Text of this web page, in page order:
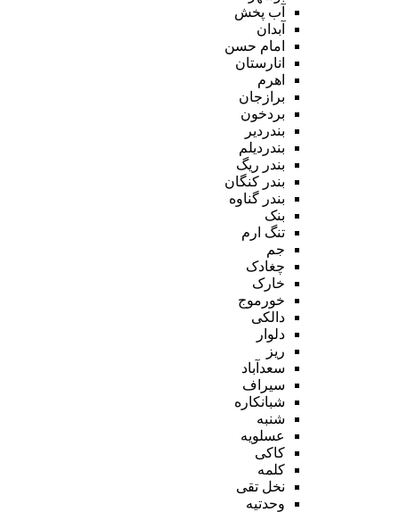
آب پخش
آبدان
امام حسن
انارستان
اهرم
برازجان
بردخون
بندردیر
بندردیلم
بندر ریگ
بندر کنگان
بندر گناوه
بنک
تنگ ارم
جم
چغادک
خارک
خورموج
دالکی
دلوار
ریز
سعدآباد
سیراف
شبانکاره
شنبه
عسلویه
کاکی
کلمه
نخل تقی
وحدتیه